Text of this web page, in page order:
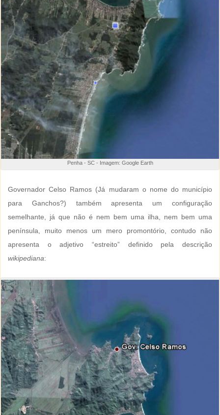
Penha - SC - Imagem: Google Earth
Governador Celso Ramos (Já mudaram o nome do município
para Ganchos?) também apresenta um configuração
semelhante, já que não é nem bem uma ilha, nem bem uma
península, muito menos um mero promontório, contudo não
apresenta o adjetivo “estreito” definido pela descrição
wikipediana: